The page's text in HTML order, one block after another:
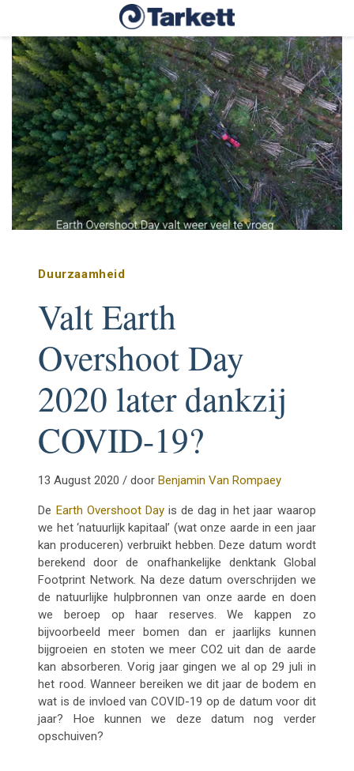
Duurzaamheid
Valt Earth
Overshoot Day
2020 later dankzij
COVID-19?
13 August 2020 / doorBenjamin Van Rompaey
De Earth Overshoot Dayis de dag in het jaar waarop
we het ‘natuurlijk kapitaal’ (wat onze aarde in een jaar
kan produceren) verbruikt hebben. Deze datum wordt
berekend door de onafhankelijke denktank Global
Footprint Network. Na deze datum overschrijden we
de natuurlijke hulpbronnen van onze aarde en doen
we beroep op haar reserves. We kappen zo
bijvoorbeeld meer bomen dan er jaarlijks kunnen
bijgroeien en stoten we meer CO2 uit dan de aarde
kan absorberen. Vorig jaar gingen we al op 29 juli in
het rood. Wanneer bereiken we dit jaar de bodem en
wat is de invloed van COVID-19 op de datum voor dit
jaar? Hoe kunnen we deze datum nog verder
opschuiven?